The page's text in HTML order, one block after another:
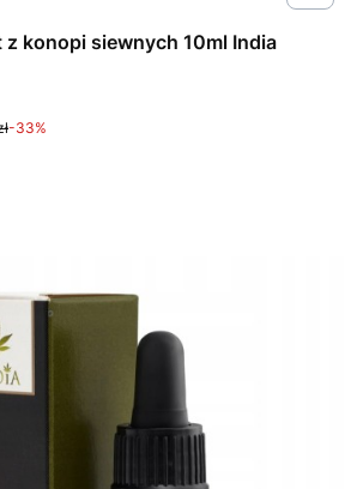
z konopi siewnych 10ml India
-33%